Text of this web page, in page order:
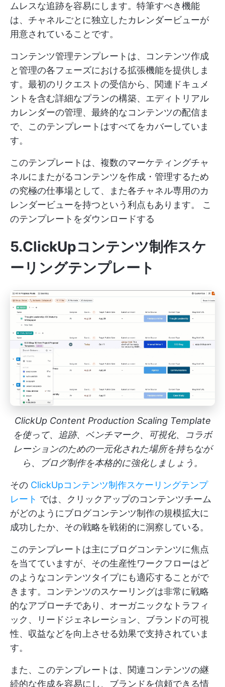
ムレスな追跡を容易にします。特筆すべき機能
は、チャネルごとに独立したカレンダービューが
用意されていることです。
コンテンツ管理テンプレートは、コンテンツ作成
と管理の各フェーズにおける拡張機能を提供しま
す。最初のリクエストの受信から、関連ドキュメ
ントを含む詳細なプランの構築、エディトリアル
カレンダーの管理、最終的なコンテンツの配信ま
で、このテンプレートはすべてをカバーしていま
す。
このテンプレートは、複数のマーケティングチャ
ネルにまたがるコンテンツを作成・管理するため
の究極の仕事場として、また各チャネル専用のカ
レンダービューを持つという利点もあります。 こ
のテンプレートをダウンロードする
5.ClickUpコンテンツ制作スケ
ーリングテンプレート
ClickUp Content Production Scaling Template
を使って、追跡、ベンチマーク、可視化、コラボ
レーションのための一元化された場所を持ちなが
ら、ブログ制作を本格的に強化しましょう。
その ClickUpコンテンツ制作スケーリングテンプ
レート では、クリックアップのコンテンツチーム
がどのようにブログコンテンツ制作の規模拡大に
成功したか、その戦略を戦術的に洞察している。
このテンプレートは主にブログコンテンツに焦点
を当てていますが、その生産性ワークフローはど
のようなコンテンツタイプにも適応することがで
きます。コンテンツのスケーリングは非常に戦略
的なアプローチであり、オーガニックなトラフィ
ック、リードジェネレーション、ブランドの可視
性、収益などを向上させる効果で支持されていま
す。
また、このテンプレートは、関連コンテンツの継
続的な作成を容易にし、ブランドを信頼できる情